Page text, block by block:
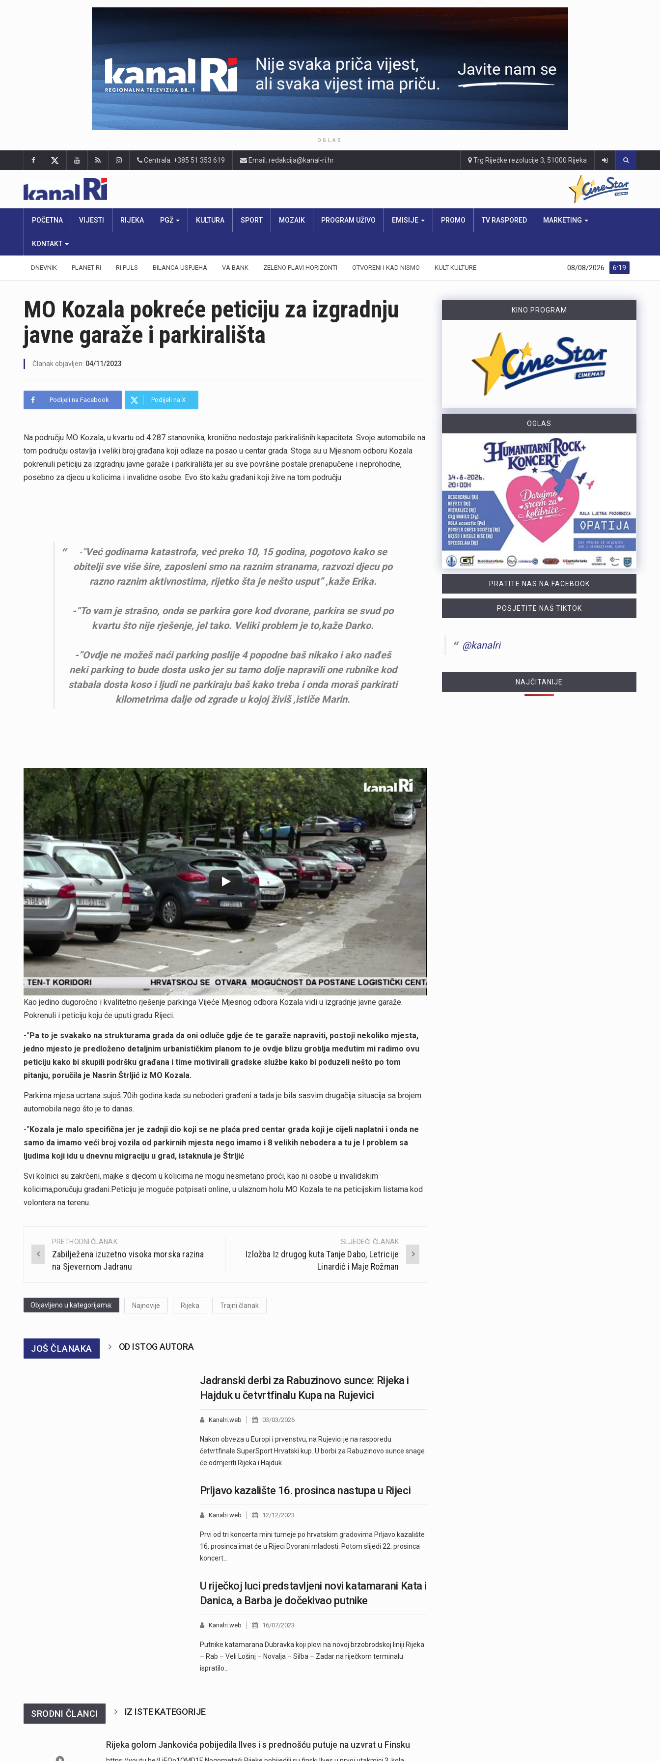
OGLAS
Centrala: +385 51 353 619 Email: redakcija@kanal-ri.hr Trg Riječke rezolucije 3, 51000 Rijeka
POČETNA VIJESTI RIJEKA PGŽ KULTURA SPORT MOZAIK PROGRAM UŽIVO EMISIJE PROMO TV RASPORED MARKETING
KONTAKT
DNEVNIK PLANET RI RI PULS BILANCA USPJEHA VA BANK ZELENO PLAVI HORIZONTI OTVORENI I KAD NISMO KULT KULTURE 6:19
08/08/2026
MO Kozala pokreće peticiju za izgradnju
javne garaže i parkirališta
Članak objavljen: 04/11/2023
Podijeli na Facebook Podijeli na X
Na području MO Kozala, u kvartu od 4.287 stanovnika, kronično nedostaje parkirališnih kapaciteta. Svoje automobile na
tom području ostavlja i veliki broj građana koji odlaze na posao u centar grada. Stoga su u Mjesnom odboru Kozala
pokrenuli peticiju za izgradnju javne garaže i parkirališta jer su sve površine postale prenapučene i neprohodne,
posebno za djecu u kolicima i invalidne osobe. Evo što kažu građani koji žive na tom području
-”Već godinama katastrofa, već preko 10, 15 godina, pogotovo kako se
obitelji sve više šire, zaposleni smo na raznim stranama, razvozi djecu po
razno raznim aktivnostima, rijetko šta je nešto usput” ,kaže Erika.
-”To vam je strašno, onda se parkira gore kod dvorane, parkira se svud po
kvartu što nije rješenje, jel tako. Veliki problem je to,kaže Darko.
-”Ovdje ne možeš naći parking poslije 4 popodne baš nikako i ako nađeš
neki parking to bude dosta usko jer su tamo dolje napravili one rubnike kod
stabala dosta koso i ljudi ne parkiraju baš kako treba i onda moraš parkirati
kilometrima dalje od zgrade u kojoj živiš ,ističe Marin.
Kao jedino dugoročno i kvalitetno rješenje parkinga Vijeće Mjesnog odbora Kozala vidi u izgradnje javne garaže.
Pokrenuli i peticiju koju će uputi gradu Rijeci.
-”Pa to je svakako na strukturama grada da oni odluče gdje će te garaže napraviti, postoji nekoliko mjesta,
jedno mjesto je predloženo detaljnim urbanističkim planom to je ovdje blizu groblja međutim mi radimo ovu
peticiju kako bi skupili podršku građana i time motivirali gradske službe kako bi poduzeli nešto po tom
pitanju, poručila je Nasrin Štrljić iz MO Kozala.
Parkirna mjesa ucrtana sujoš 70ih godina kada su neboderi građeni a tada je bila sasvim drugačija situacija sa brojem
automobila nego što je to danas.
-”Kozala je malo specifična jer je zadnji dio koji se ne plaća pred centar grada koji je cijeli naplatni i onda ne
samo da imamo veći broj vozila od parkirnih mjesta nego imamo i 8 velikih nebodera a tu je I problem sa
ljudima koji idu u dnevnu migraciju u grad, istaknula je Štrljić
Svi kolnici su zakrčeni, majke s djecom u kolicima ne mogu nesmetano proći, kao ni osobe u invalidskim
kolicima,poručuju građani.Peticiju je moguće potpisati online, u ulaznom holu MO Kozala te na peticijskim listama kod
volontera na terenu.
Post
navigation
PRETHODNI ČLANAK
Zabilježena izuzetno visoka morska razina
na Sjevernom Jadranu
SLJEDEĆI ČLANAK
Izložba Iz drugog kuta Tanje Dabo, Letricije
Linardić i Maje Rožman
Objavljeno u kategorijama: Najnovije Rijeka Trajni članak
JOŠ ČLANAKA OD ISTOG AUTORA
Jadranski derbi za Rabuzinovo sunce: Rijeka i
Hajduk u četvrtfinalu Kupa na Rujevici
Kanalri.web 03/03/2026
Nakon obveza u Europi i prvenstvu, na Rujevici je na rasporedu
četvrtfinale SuperSport Hrvatski kup. U borbi za Rabuzinovo sunce snage
će odmjeriti Rijeka i Hajduk…
Prljavo kazalište 16. prosinca nastupa u Rijeci
Kanalri.web 12/12/2023
Prvi od tri koncerta mini turneje po hrvatskim gradovima Prljavo kazalište
16. prosinca imat će u Rijeci Dvorani mladosti. Potom slijedi 22. prosinca
koncert…
U riječkoj luci predstavljeni novi katamarani Kata i
Danica, a Barba je dočekivao putnike
Kanalri.web 16/07/2023
Putnike katamarana Dubravka koji plovi na novoj brzobrodskoj liniji Rijeka
– Rab – Veli Lošinj – Novalja – Silba – Zadar na riječkom terminalu
ispratilo…
SRODNI ČLANCI IZ ISTE KATEGORIJE
Rijeka golom Jankovića pobijedila Ilves i s prednošću putuje na uzvrat u Finsku
KINO PROGRAM
OGLAS
PRATITE NAS NA FACEBOOK
POSJETITE NAŠ TIKTOK
@kanalri
NAJČITANIJE